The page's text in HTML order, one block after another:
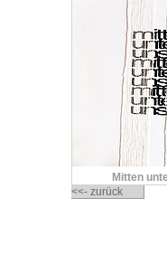
Mitten
<<- zurück